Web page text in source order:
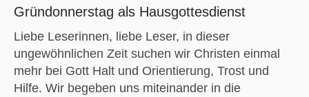
Gründonnerstag als Hausgottesdienst
Liebe Leserinnen, liebe Leser, in dieser
ungewöhnlichen Zeit suchen wir Christen einmal
mehr bei Gott Halt und Orientierung, Trost und
Hilfe. Wir begeben uns miteinander in die